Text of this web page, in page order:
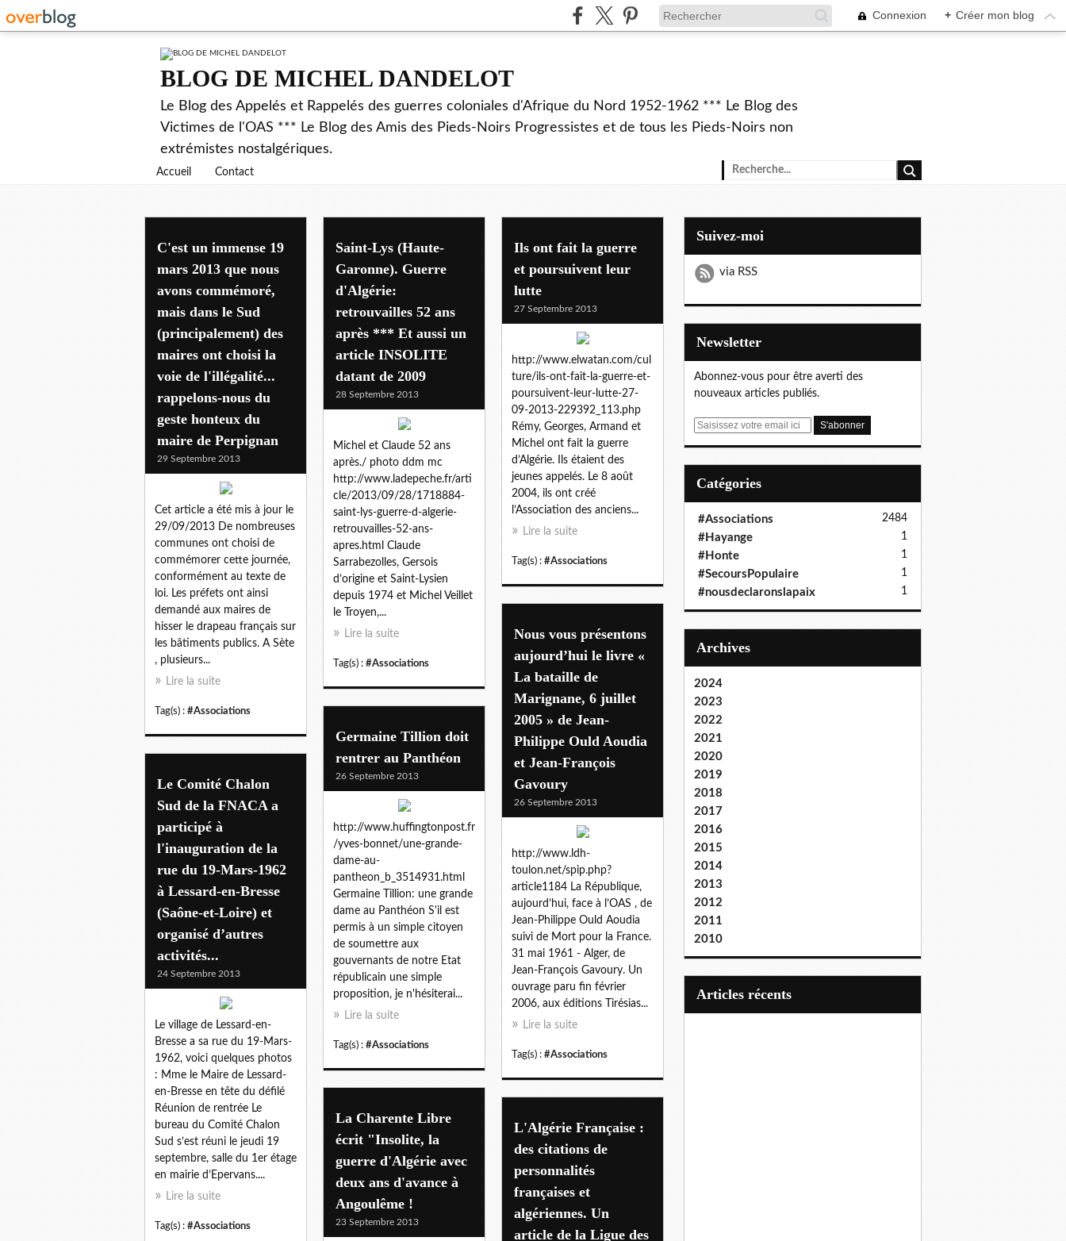
Connexion + Créer mon blog
BLOG DE MICHEL DANDELOT
Le Blog des Appelés et Rappelés des guerres coloniales d'Afrique du Nord 1952-1962 *** Le Blog des
Victimes de l'OAS *** Le Blog des Amis des Pieds-Noirs Progressistes et de tous les Pieds-Noirs non
extrémistes nostalgériques.
Accueil Contact
C'est un immense 19
mars 2013 que nous
avons commémoré,
mais dans le Sud
(principalement) des
maires ont choisi la
voie de l'illégalité...
rappelons-nous du
geste honteux du
maire de Perpignan
29 Septembre 2013
Cet article a été mis à jour le
29/09/2013 De nombreuses
communes ont choisi de
commémorer cette journée,
conformément au texte de
loi. Les préfets ont ainsi
demandé aux maires de
hisser le drapeau français sur
les bâtiments publics. A Sète
, plusieurs...
Lire la suite
Tag(s) : #Associations
Saint-Lys (Haute-
Garonne). Guerre
d'Algérie:
retrouvailles 52 ans
après *** Et aussi un
article INSOLITE
datant de 2009
28 Septembre 2013
Michel et Claude 52 ans
après./ photo ddm mc
http://www.ladepeche.fr/arti
cle/2013/09/28/1718884-
saint-lys-guerre-d-algerie-
retrouvailles-52-ans-
apres.html Claude
Sarrabezolles, Gersois
d’origine et Saint-Lysien
depuis 1974 et Michel Veillet
le Troyen,...
Lire la suite
Tag(s) : #Associations
Ils ont fait la guerre
et poursuivent leur
lutte
27 Septembre 2013
http://www.elwatan.com/cul
ture/ils-ont-fait-la-guerre-et-
poursuivent-leur-lutte-27-
09-2013-229392_113.php
Rémy, Georges, Armand et
Michel ont fait la guerre
d’Algérie. Ils étaient des
jeunes appelés. Le 8 août
2004, ils ont créé
l’Association des anciens...
Lire la suite
Tag(s) : #Associations
Nous vous présentons
aujourd’hui le livre «
La bataille de
Marignane, 6 juillet
2005 » de Jean-
Philippe Ould Aoudia
et Jean-François
Gavoury
26 Septembre 2013
http://www.ldh-
toulon.net/spip.php?
article1184 La République,
aujourd’hui, face à l’OAS , de
Jean-Philippe Ould Aoudia
suivi de Mort pour la France.
31 mai 1961 - Alger, de
Jean-François Gavoury. Un
ouvrage paru fin février
2006, aux éditions Tirésias...
Lire la suite
Tag(s) : #Associations
Germaine Tillion doit
rentrer au Panthéon
26 Septembre 2013
http://www.huffingtonpost.fr
/yves-bonnet/une-grande-
dame-au-
pantheon_b_3514931.html
Germaine Tillion: une grande
dame au Panthéon S'il est
permis à un simple citoyen
de soumettre aux
gouvernants de notre Etat
républicain une simple
proposition, je n'hésiterai...
Lire la suite
Tag(s) : #Associations
Le Comité Chalon
Sud de la FNACA a
participé à
l'inauguration de la
rue du 19-Mars-1962
à Lessard-en-Bresse
(Saône-et-Loire) et
organisé d’autres
activités...
24 Septembre 2013
Le village de Lessard-en-
Bresse a sa rue du 19-Mars-
1962, voici quelques photos
: Mme le Maire de Lessard-
en-Bresse en tête du défilé
Réunion de rentrée Le
bureau du Comité Chalon
Sud s’est réuni le jeudi 19
septembre, salle du 1er étage
en mairie d’Epervans....
Lire la suite
Tag(s) : #Associations
La Charente Libre
écrit "Insolite, la
guerre d'Algérie avec
deux ans d'avance à
Angoulême !
23 Septembre 2013
L'Algérie Française :
des citations de
personnalités
françaises et
algériennes. Un
article de la Ligue des
Suivez-moi
via RSS
Newsletter
Abonnez-vous pour être averti des
nouveaux articles publiés.
E
Catégories
#Associations 2484
#Hayange 1
#Honte 1
#SecoursPopulaire 1
#nousdeclaronslapaix 1
Archives
2024
2023
2022
2021
2020
2019
2018
2017
2016
2015
2014
2013
2012
2011
2010
articles récents